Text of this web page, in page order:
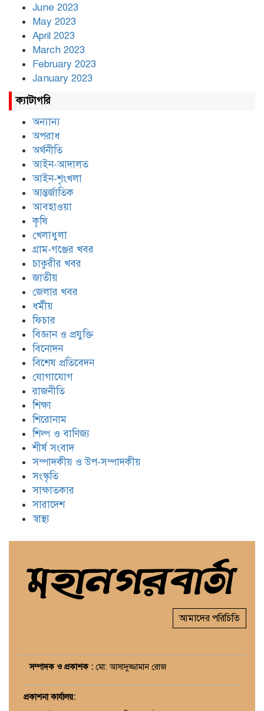
June 2023
May 2023
April 2023
March 2023
February 2023
January 2023
ক্যাটাগরি
অন্যান্য
অপরাধ
অর্থনীতি
আইন-আদালত
আইন-শৃংখলা
আন্তর্জাতিক
আবহাওয়া
কৃষি
খেলাধুলা
গ্রাম-গঞ্জের খবর
চাকুরীর খবর
জাতীয়
জেলার খবর
ধর্মীয়
ফিচার
বিজ্ঞান ও প্রযুক্তি
বিনোদন
বিশেষ প্রতিবেদন
যোগাযোগ
রাজনীতি
শিক্ষা
শিরোনাম
শিল্প ও বাণিজ্য
শীর্ষ সংবাদ
সম্পাদকীয় ও উপ-সম্পাদকীয়
সংস্কৃতি
সাক্ষাতকার
সারাদেশ
স্বাস্থ্য
আমাদের পরিচিতি
সম্পাদক ও প্রকাশক : মো: আসাদুজ্জামান রোজ
প্রকাশনা কার্যালয়: